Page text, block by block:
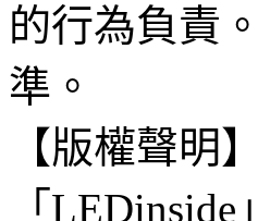
的行為負責
準。
【版權聲明】
「